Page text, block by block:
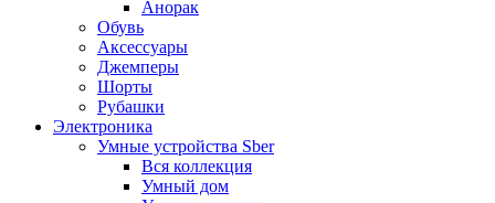
Анорак
Обувь
Аксессуары
Джемперы
Шорты
Рубашки
Электроника
Умные устройства Sber
Вся коллекция
Умный дом